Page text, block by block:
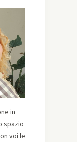
in
spazio
voi le